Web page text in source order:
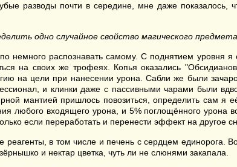
разводы почти в середине, мне даже показалось,
одно случайное свойство магического предмета.
немного распознавать самому. С поднятием уровня
на своих же трофеях. Копья оказались
на цели при нанесении урона. Сабли же были
и клинки даже с пассивными чарами были
мантией пришлось повозиться, определить сам я
любого входящего урона, и 5% поглощённого урона
если переработать и перенести эффект на другое
в том числе и печень с сердцем единорога.
и нектар цветка, чуть ли не слюнями закапала.